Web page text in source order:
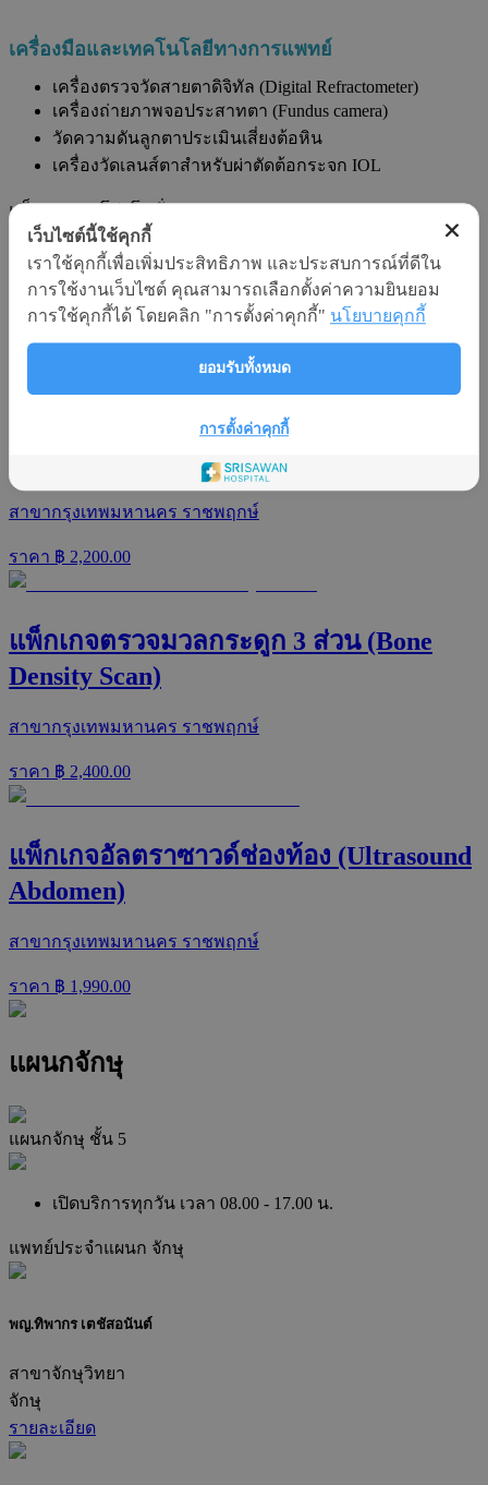
เครื่องมือและเทคโนโลยีทางการแพทย์
เครื่องตรวจวัดสายตาดิจิทัล (Digital Refractometer)
เครื่องถ่ายภาพจอประสาทตา (Fundus camera)
วัดความดันลูกตาประเมินเสี่ยงต้อหิน
เครื่องวัดเลนส์ตาสำหรับผ่าตัดต้อกระจก IOL
แพ็กเกจและโปรโมชั่น
แพ็กเกจและโปรโมชั่น
แพ็กเกจและโปรโมชั่นทั้งหมด
แพ็กเกจตรวจคัดกรองมะเร็งปากมดลูก
สาขากรุงเทพมหานคร ราชพฤกษ์
ราคา ฿ 2,200.00
แพ็กเกจตรวจมวลกระดูก 3 ส่วน (Bone
Density Scan)
สาขากรุงเทพมหานคร ราชพฤกษ์
ราคา ฿ 2,400.00
แพ็กเกจอัลตราซาวด์ช่องท้อง (Ultrasound
Abdomen)
สาขากรุงเทพมหานคร ราชพฤกษ์
ราคา ฿ 1,990.00
แผนกจักษุ
แผนกจักษุ ชั้น 5
เปิดบริการทุกวัน เวลา 08.00 - 17.00 น.
แพทย์ประจำแผนก จักษุ
พญ.ทิพากร เตชัสอนันต์
สาขาจักษุวิทยา
จักษุ
รายละเอียด
เว็บไซต์นี้ใช้คุกกี้
เราใช้คุกกี้เพื่อเพิ่มประสิทธิภาพ และประสบการณ์ที่ดีใน
การใช้งานเว็บไซต์ คุณสามารถเลือกตั้งค่าความยินยอม
การใช้คุกกี้ได้ โดยคลิก "การตั้งค่าคุกกี้" นโยบายคุกกี้
ยอมรับทั้งหมด
การตั้งค่าคุกกี้